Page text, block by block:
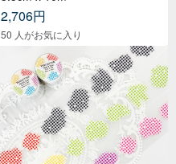
2,706円
50 人がお気に入り